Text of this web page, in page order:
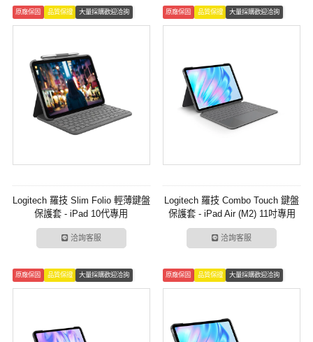
原廠保固 品質保證 大量採購歡迎洽詢
Logitech 羅技 Slim Folio 輕薄鍵盤
保護套 - iPad 10代專用
洽詢客服
原廠保固 品質保證 大量採購歡迎洽詢
Logitech 羅技 Combo Touch 鍵盤
保護套 - iPad Air (M2) 11吋專用
洽詢客服
原廠保固 品質保證 大量採購歡迎洽詢 原廠保固 品質保證 大量採購歡迎洽詢